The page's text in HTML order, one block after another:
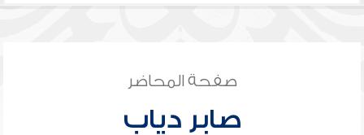
صفحة المحاضر
صابر دياب